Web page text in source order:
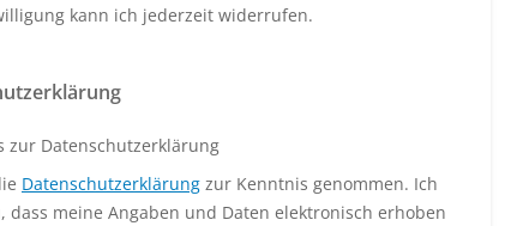
kann ich jederzeit widerrufen.
zur Datenschutzerklärung
Datenschutzerklärung zur Kenntnis genommen. Ich
dass meine Angaben und Daten elektronisch erhoben